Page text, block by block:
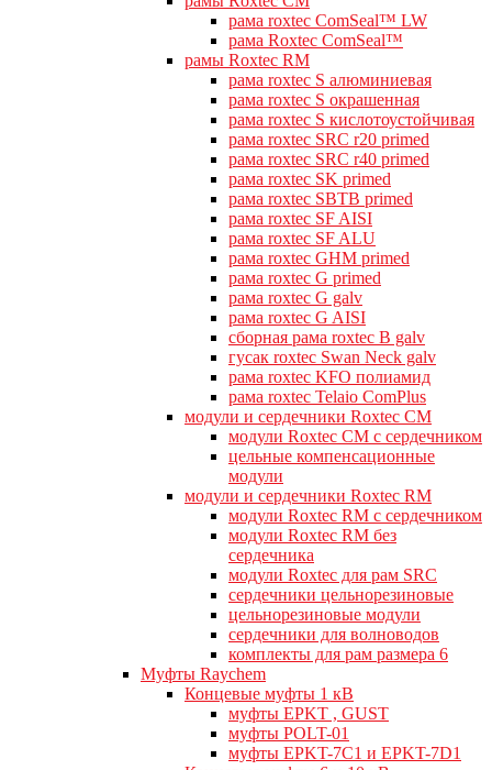
рама roxtec ComSeal™ LW
рама Roxtec ComSeal™
рамы Roxtec RM
рама roxtec S алюминиевая
рама roxtec S окрашенная
рама roxtec S кислотоустойчивая
рама roxtec SRC r20 primed
рама roxtec SRC r40 primed
рама roxtec SK primed
рама roxtec SBTB primed
рама roxtec SF AISI
рама roxtec SF ALU
рама roxtec GHM primed
рама roxtec G primed
рама roxtec G galv
рама roxtec G AISI
сборная рама roxtec B galv
гусак roxtec Swan Neck galv
рама roxtec KFO полиамид
рама roxtec Telaio ComPlus
модули и сердечники Roxtec CM
модули Roxtec CM с сердечником
цельные компенсационные
модули
модули и сердечники Roxtec RM
модули Roxtec RM с сердечником
модули Roxtec RM без
сердечника
модули Roxtec для рам SRC
сердечники цельнорезиновые
цельнорезиновые модули
сердечники для волноводов
комплекты для рам размера 6
Муфты Raychem
Концевые муфты 1 кВ
муфты EPKT , GUST
муфты POLT-01
муфты EPKT-7C1 и EPKT-7D1